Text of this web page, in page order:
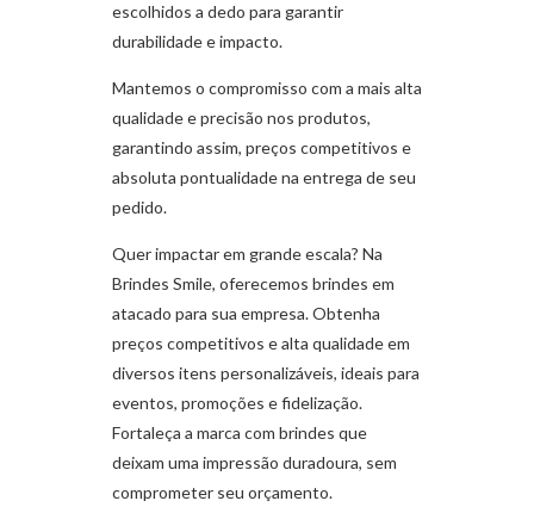
escolhidos a dedo para garantir
durabilidade e impacto.
Mantemos o compromisso com a mais alta
qualidade e precisão nos produtos,
garantindo assim, preços competitivos e
absoluta pontualidade na entrega de seu
pedido.
Quer impactar em grande escala? Na
Brindes Smile, oferecemos brindes em
atacado para sua empresa. Obtenha
preços competitivos e alta qualidade em
diversos itens personalizáveis, ideais para
eventos, promoções e fidelização.
Fortaleça a marca com brindes que
deixam uma impressão duradoura, sem
comprometer seu orçamento.